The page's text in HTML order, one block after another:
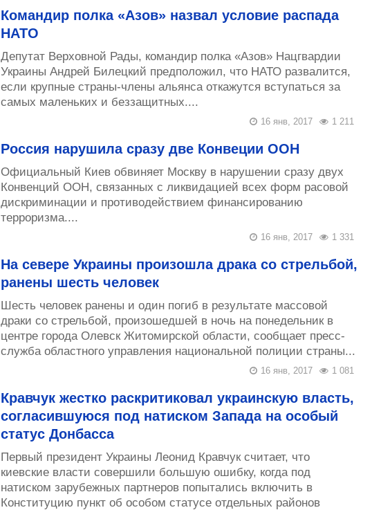
Командир полка «Азов» назвал условие распада
НАТО
Депутат Верховной Рады, командир полка «Азов» Нацгвардии
Украины Андрей Билецкий предположил, что НАТО развалится,
если крупные страны-члены альянса откажутся вступаться за
самых маленьких и беззащитных....
1 211
16 янв, 2017
Россия нарушила сразу две Конвеции ООН
Официальный Киев обвиняет Москву в нарушении сразу двух
Конвенций ООН, связанных с ликвидацией всех форм расовой
дискриминации и противодействием финансированию
терроризма....
1 331
16 янв, 2017
На севере Украины произошла драка со стрельбой,
ранены шесть человек
Шесть человек ранены и один погиб в результате массовой
драки со стрельбой, произошедшей в ночь на понедельник в
центре города Олевск Житомирской области, сообщает пресс-
служба областного управления национальной полиции страны...
1 081
16 янв, 2017
Кравчук жестко раскритиковал украинскую власть,
согласившуюся под натиском Запада на особый
статус Донбасса
Первый президент Украины Леонид Кравчук считает, что
киевские власти совершили большую ошибку, когда под
натиском зарубежных партнеров попытались включить в
Конституцию пункт об особом статусе отдельных районов